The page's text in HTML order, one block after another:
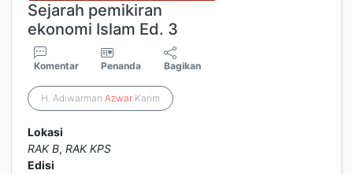
Sejarah pemikiran
ekonomi Islam Ed. 3
Komentar Penanda Bagikan
H. Adiwarman Azwar Karim
Lokasi
RAK B, RAK KPS
Edisi